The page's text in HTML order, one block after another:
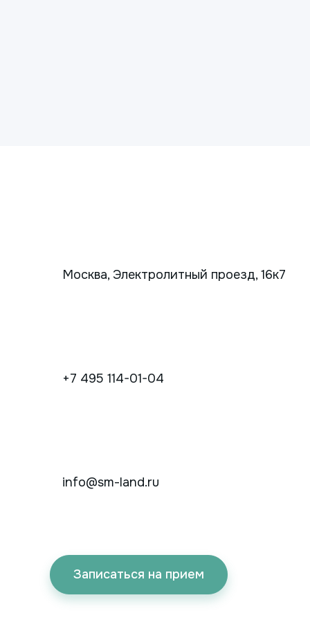
Москва, Электролитный проезд, 16к7
+7 495 114-01-04
info@sm-land.ru
Записаться на прием